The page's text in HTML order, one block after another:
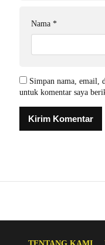
Nama *
Simpan nama, email,
untuk komentar saya